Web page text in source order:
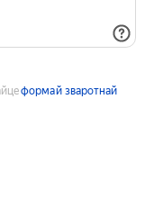
формай зваротнай